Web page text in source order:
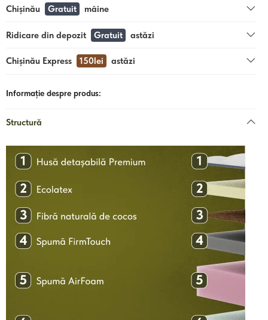
Detalii
Chișinău Gratuit mâine
Ridicare din depozit Gratuit astăzi
Chișinău Express 150lei astăzi
Informație despre produs:
Structură